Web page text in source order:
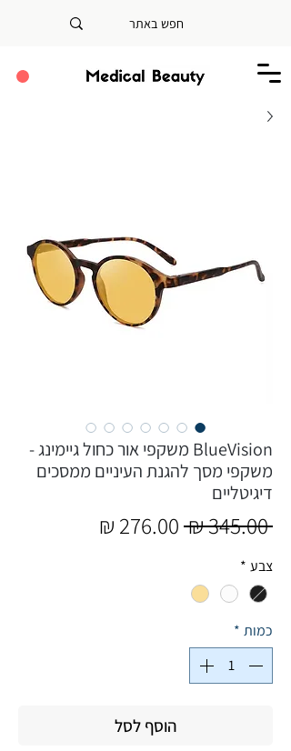
BlueVision משקפי אור כחול גיימינג -
משקפי מסך להגנת העיניים ממסכים
דיגיטליים
‏345.00 ‏₪
מחיר
צבע *
כמות *
הוסף לסל